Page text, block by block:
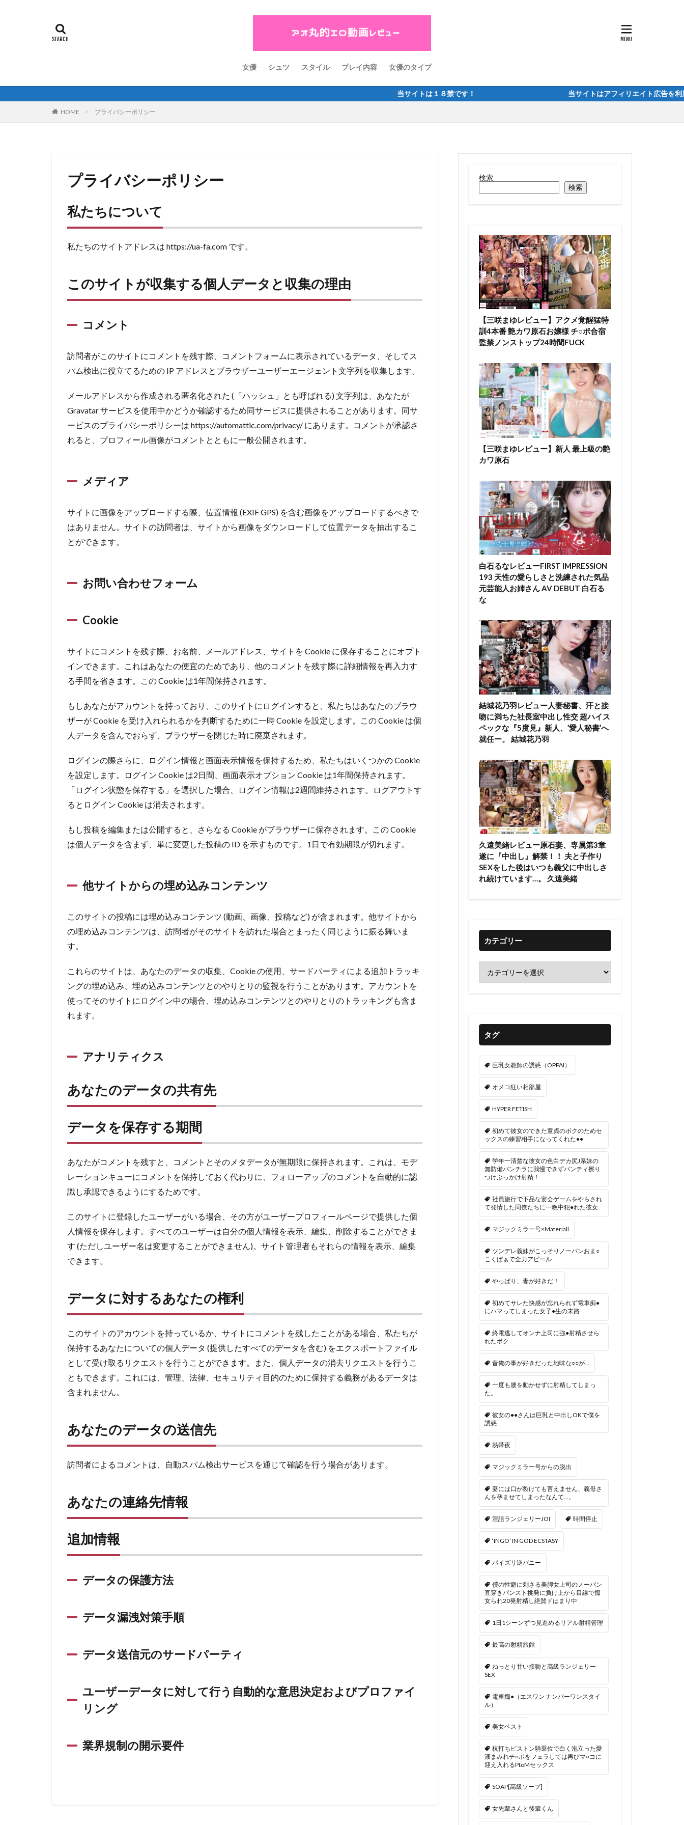
女優 シュツ スタイル プレイ内容 女優のタイプ
当サイトは１８禁です！ 当サイトはアフィリエイト広告を利用しています
HOME プライバシーポリシー
プライバシーポリシー
私たちについて
私たちのサイトアドレスは https://ua-fa.com です。
このサイトが収集する個人データと収集の理由
コメント
訪問者がこのサイトにコメントを残す際、コメントフォームに表示されているデータ、そしてス
パム検出に役立てるための IP アドレスとブラウザーユーザーエージェント文字列を収集します。
メールアドレスから作成される匿名化された (「ハッシュ」とも呼ばれる) 文字列は、あなたが
Gravatar サービスを使用中かどうか確認するため同サービスに提供されることがあります。同サ
ービスのプライバシーポリシーは https://automattic.com/privacy/ にあります。コメントが承認さ
れると、プロフィール画像がコメントとともに一般公開されます。
メディア
サイトに画像をアップロードする際、位置情報 (EXIF GPS) を含む画像をアップロードするべきで
はありません。サイトの訪問者は、サイトから画像をダウンロードして位置データを抽出するこ
とができます。
お問い合わせフォーム
Cookie
サイトにコメントを残す際、お名前、メールアドレス、サイトを Cookie に保存することにオプト
インできます。これはあなたの便宜のためであり、他のコメントを残す際に詳細情報を再入力す
る手間を省きます。この Cookie は1年間保持されます。
もしあなたがアカウントを持っており、このサイトにログインすると、私たちはあなたのブラウ
ザーが Cookie を受け入れられるかを判断するために一時 Cookie を設定します。この Cookie は個
人データを含んでおらず、ブラウザーを閉じた時に廃棄されます。
ログインの際さらに、ログイン情報と画面表示情報を保持するため、私たちはいくつかの Cookie
を設定します。ログイン Cookie は2日間、画面表示オプション Cookie は1年間保持されます。
「ログイン状態を保存する」を選択した場合、ログイン情報は2週間維持されます。ログアウトす
るとログイン Cookie は消去されます。
もし投稿を編集または公開すると、さらなる Cookie がブラウザーに保存されます。この Cookie
は個人データを含まず、単に変更した投稿の ID を示すものです。1日で有効期限が切れます。
他サイトからの埋め込みコンテンツ
このサイトの投稿には埋め込みコンテンツ (動画、画像、投稿など) が含まれます。他サイトから
の埋め込みコンテンツは、訪問者がそのサイトを訪れた場合とまったく同じように振る舞いま
す。
これらのサイトは、あなたのデータの収集、Cookie の使用、サードパーティによる追加トラッキ
ングの埋め込み、埋め込みコンテンツとのやりとりの監視を行うことがあります。アカウントを
使ってそのサイトにログイン中の場合、埋め込みコンテンツとのやりとりのトラッキングも含ま
れます。
アナリティクス
あなたのデータの共有先
データを保存する期間
あなたがコメントを残すと、コメントとそのメタデータが無期限に保持されます。これは、モデ
レーションキューにコメントを保持しておく代わりに、フォローアップのコメントを自動的に認
識し承認できるようにするためです。
このサイトに登録したユーザーがいる場合、その方がユーザープロフィールページで提供した個
人情報を保存します。すべてのユーザーは自分の個人情報を表示、編集、削除することができま
す (ただしユーザー名は変更することができません)。サイト管理者もそれらの情報を表示、編集
できます。
データに対するあなたの権利
このサイトのアカウントを持っているか、サイトにコメントを残したことがある場合、私たちが
保持するあなたについての個人データ (提供したすべてのデータを含む) をエクスポートファイル
として受け取るリクエストを行うことができます。また、個人データの消去リクエストを行うこ
ともできます。これには、管理、法律、セキュリティ目的のために保持する義務があるデータは
含まれません。
あなたのデータの送信先
訪問者によるコメントは、自動スパム検出サービスを通じて確認を行う場合があります。
あなたの連絡先情報
追加情報
データの保護方法
データ漏洩対策手順
データ送信元のサードパーティ
ユーザーデータに対して行う自動的な意思決定およびプロファイ
リング
業界規制の開示要件
検索
検索
【三咲まゆレビュー】アクメ覚醒猛特
訓4本番 艶カワ原石お嬢様 チ○ポ合宿
監禁ノンストップ24時間FUCK
【三咲まゆレビュー】新人 最上級の艶
カワ原石
白石るなレビューFIRST IMPRESSION
193 天性の愛らしさと洗練された気品
元芸能人お姉さん AV DEBUT 白石る
な
結城花乃羽レビュー人妻秘書、汗と接
吻に満ちた社長室中出し性交 超ハイス
ペックな『5度見』新人、’愛人秘書’へ
就任ー。 結城花乃羽
久遠美緒レビュー原石妻、専属第3章
遂に『中出し』解禁！！ 夫と子作り
SEXをした後はいつも義父に中出しさ
れ続けています…。 久遠美緒
カテゴリー
タグ
巨乳女教師の誘惑（OPPAI）
オメコ狂い相部屋
HYPER FETISH
初めて彼女のできた童貞のボクのためセ
ックスの練習相手になってくれた●●
学年一清楚な彼女の色白デカ尻J系妹の
無防備パンチラに我慢できずパンティ擦り
つけぶっかけ射精！
社員旅行で下品な宴会ゲームをやらされ
て発情した同僚たちに一晩中犯●れた彼女
マジックミラー号×Materiall
ツンデレ義妹がこっそりノーパンおま○
こくぱぁで全力アピール
やっぱり、妻が好きだ！
初めてサレた快感が忘れられず電車痴●
にハマってしまった女子●生の末路
終電逃してオンナ上司に強●射精させら
れたボク
昔俺の事が好きだった地味な○○が…
一度も腰を動かせずに射精してしまっ
た。
彼女の●●さんは巨乳と中出しOKで僕を
誘惑
熱帯夜
マジックミラー号からの脱出
妻には口が裂けても言えません、義母さ
んを孕ませてしまったなんて…。
淫語ランジェリーJOI 時間停止
‘INGO’ IN GOD ECSTASY
パイズリ逆バニー
僕の性癖に刺さる美脚女上司のノーパン
直穿きパンスト挑発に負け上から目線で痴
女られ20発射精し絶賛ドはまり中
1日1シーンずつ見進めるリアル射精管理
最高の射精旅館
ねっとり甘い接吻と高級ランジェリー
SEX
電車痴●（エスワン ナンバーワンスタイ
ル）
美女ベスト
杭打ちピストン騎乗位で白く泡立った愛
液まみれチ○ポをフェラしては再びマ○コに
迎え入れるPtoMセックス
SOAP[高級ソープ]
女先輩さんと後輩くん